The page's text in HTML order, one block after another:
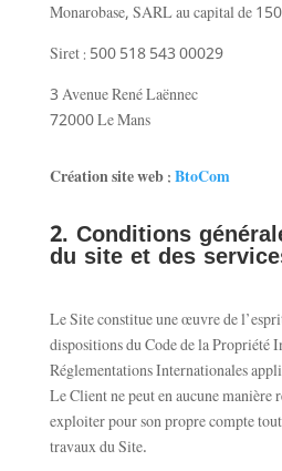
Monarobase, SARL au capital de
Siret : 500 518 543 00029
3 Avenue René Laënnec
72000 Le Mans
Création site web :BtoCom
2. Conditions
du site et des
Le Site constitue une œuvre de
dispositions du Code de la Propriété
Réglementations Internationales
Le Client ne peut en aucune manière
exploiter pour son propre compte
travaux du Site.